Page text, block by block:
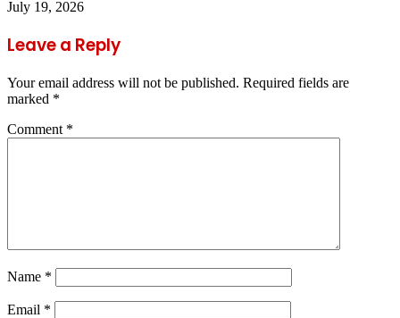
July 19, 2026
Leave a Reply
Your email address will not be published. Required fields are
marked *
Comment *
Name *
Email *